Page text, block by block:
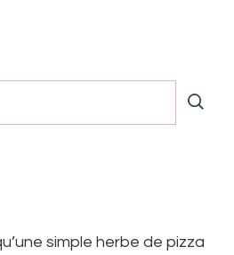
simple herbe de pizza